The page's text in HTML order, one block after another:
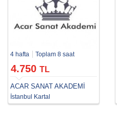
4 hafta Toplam 8 saat
4.750 TL
ACAR SANAT AKADEMİ
İstanbul Kartal